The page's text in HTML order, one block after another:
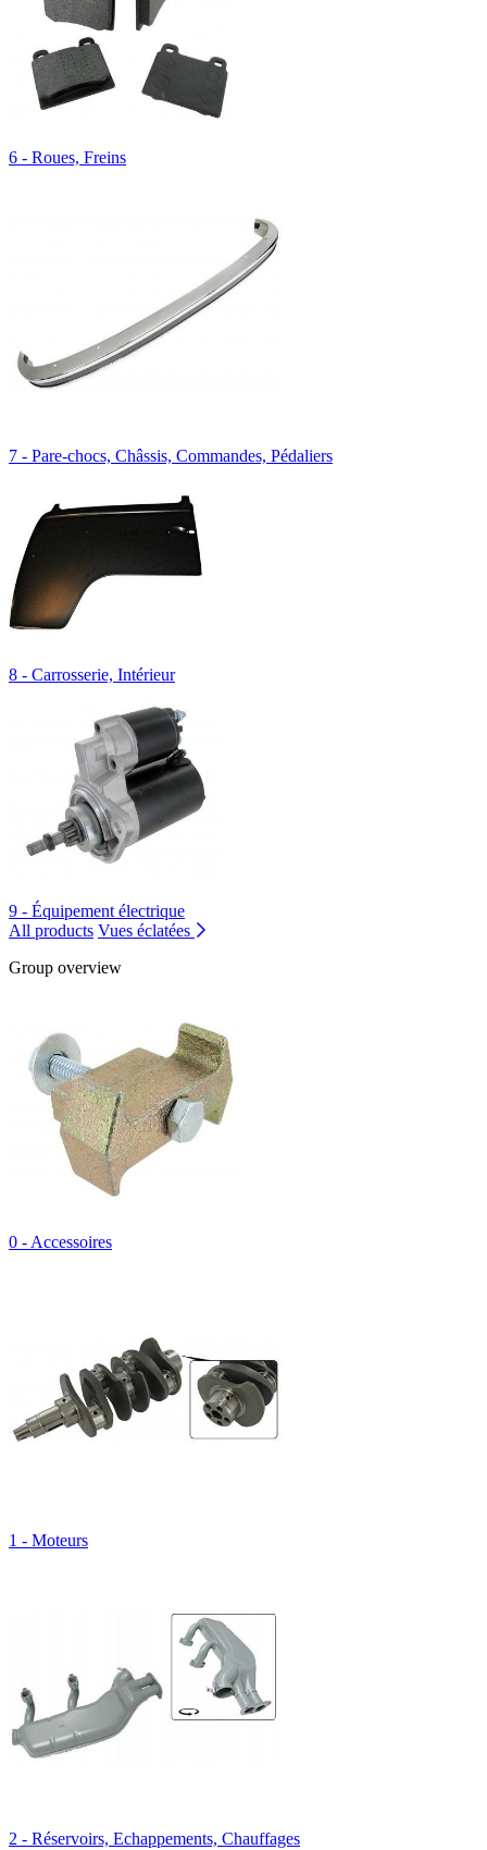
6 - Roues, Freins
7 - Pare-chocs, Châssis, Commandes, Pédaliers
8 - Carrosserie, Intérieur
9 - Équipement électrique
All products Vues éclatées
Group overview
0 - Accessoires
1 - Moteurs
2 - Réservoirs, Echappements, Chauffages